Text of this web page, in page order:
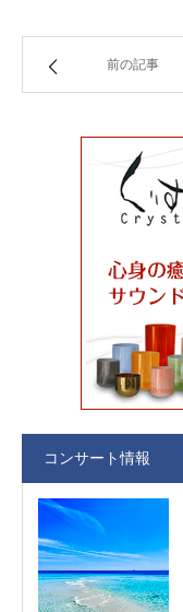
前の記事
コンサート情報